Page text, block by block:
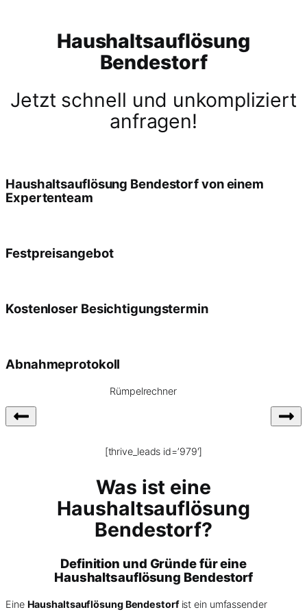
Haushaltsauflösung
Bendestorf
Jetzt schnell und unkompliziert
anfragen!
Haushaltsauflösung Bendestorf von einem
Expertenteam
Festpreisangebot
Kostenloser Besichtigungstermin
Abnahmeprotokoll
Rümpelrechner
[thrive_leads id=’979′]
Was ist eine
Haushaltsauflösung
Bendestorf?
Definition und Gründe für eine
Haushaltsauflösung Bendestorf
Eine Haushaltsauflösung Bendestorf ist ein umfassender